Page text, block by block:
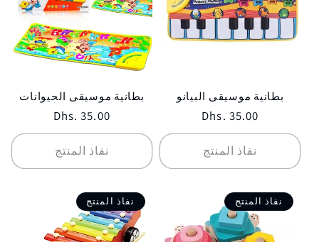
بطانية موسيقى الحيوانات
Regular
price
Dhs. 35.00
نفاذ المنتج
بطانية موسيقى البيانو
Regular
price
Dhs. 35.00
نفاذ المنتج
نفاذ المنتج نفاذ المنتج